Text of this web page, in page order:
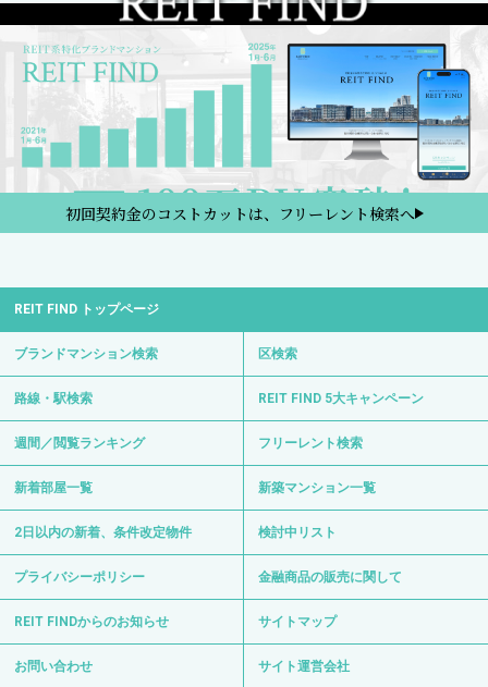
初回契約金のコストカットは、フリーレント検索へ
REIT FIND トップページ
ブランドマンション検索 区検索
路線・駅検索 REIT FIND 5大キャンペーン
週間／閲覧ランキング フリーレント検索
新着部屋一覧 新築マンション一覧
2日以内の新着、条件改定物件 検討中リスト
プライバシーポリシー 金融商品の販売に関して
REIT FINDからのお知らせ サイトマップ
お問い合わせ サイト運営会社